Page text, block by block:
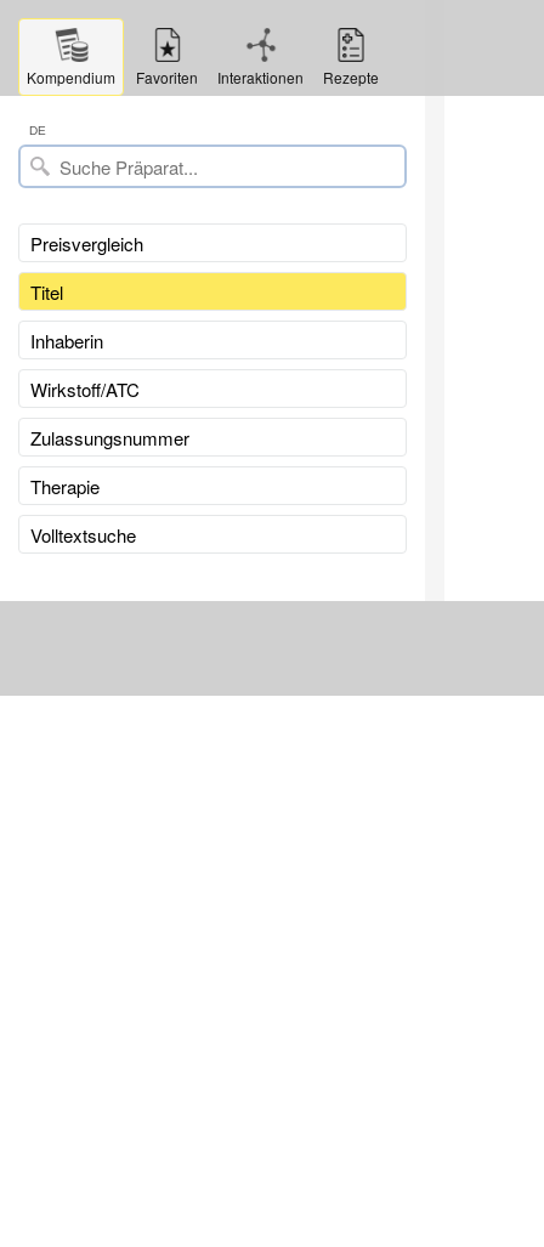
Kompendium Favoriten Interaktionen Rezepte
DE
Preisvergleich
Titel
Inhaberin
Wirkstoff/ATC
Zulassungsnummer
Therapie
Volltextsuche